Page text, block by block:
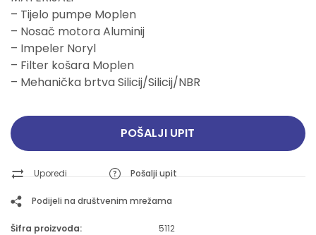
– Tijelo pumpe Moplen
– Nosač motora Aluminij
– Impeler Noryl
– Filter košara Moplen
– Mehanička brtva Silicij/Silicij/NBR
POŠALJI UPIT
Uporedi Pošalji upit
Podijeli na društvenim mrežama
Šifra proizvoda:
5112